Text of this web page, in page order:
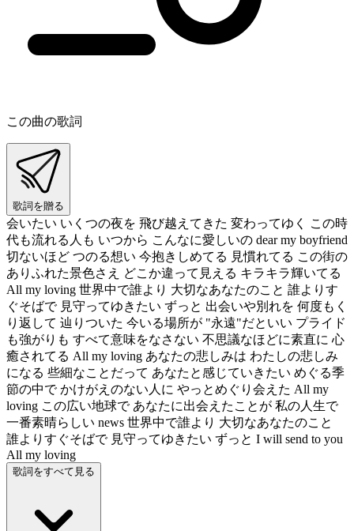
この曲の歌詞
歌詞を贈る
会いたい いくつの夜を 飛び越えてきた 変わってゆく この時
代も流れる人も いつから こんなに愛しいの dear my boyfriend
切ないほど つのる想い 今抱きしめてる 見慣れてる この街の
ありふれた景色さえ どこか違って見える キラキラ輝いてる
All my loving 世界中で誰より 大切なあなたのこと 誰よりす
ぐそばで 見守ってゆきたい ずっと 出会いや別れを 何度もく
り返して 辿りついた 今いる場所が "永遠"だといい プライド
も強がりも すべて意味をなさない 不思議なほどに素直に 心
癒されてる All my loving あなたの悲しみは わたしの悲しみ
になる 些細なことだって あなたと感じていきたい めぐる季
節の中で かけがえのない人に やっとめぐり会えた All my
loving この広い地球で あなたに出会えたことが 私の人生で
一番素晴らしい news 世界中で誰より 大切なあなたのこと
誰よりすぐそばで 見守ってゆきたい ずっと I will send to you
All my loving
歌詞をすべて見る